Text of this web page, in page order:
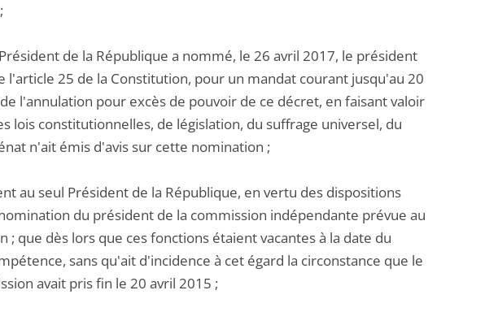
de la République a nommé, le 26 avril 2017, le président
l'article 25 de la Constitution, pour un mandat courant jusqu'au 20
l'annulation pour excès de pouvoir de ce décret, en faisant valoir
lois constitutionnelles, de législation, du suffrage universel, du
n'ait émis d'avis sur cette nomination ;
au seul Président de la République, en vertu des dispositions
du président de la commission indépendante prévue au
que dès lors que ces fonctions étaient vacantes à la date du
sans qu'ait d'incidence à cet égard la circonstance que le
avait pris fin le 20 avril 2015 ;